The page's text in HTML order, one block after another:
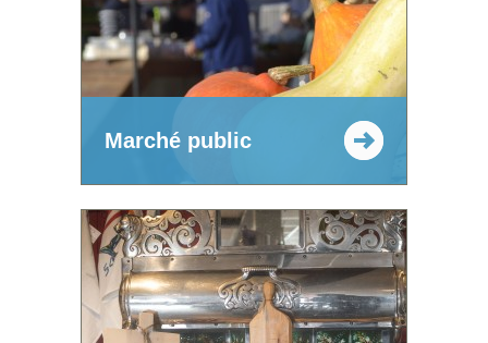
Marché public